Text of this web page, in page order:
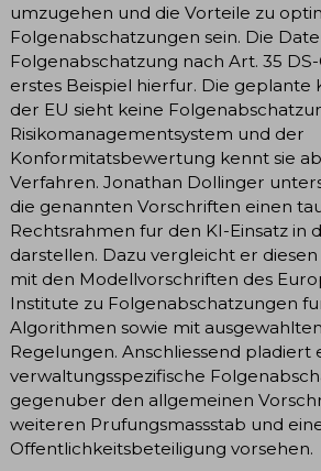
umzugehen und die Vorteile zu
Folgenabschatzungen sein. Die
Folgenabschatzung nach Art. 35
erstes Beispiel hierfur. Die geplante
der EU sieht keine
Risikomanagementsystem und der
Konformitatsbewertung kennt sie
Verfahren. Jonathan Dollinger
die genannten Vorschriften einen
Rechtsrahmen fur den KI-Einsatz in
darstellen. Dazu vergleicht er
mit den Modellvorschriften des
Institute zu Folgenabschatzungen
Algorithmen sowie mit
Regelungen. Anschliessend pladiert
verwaltungsspezifische
gegenuber den allgemeinen
weiteren Prufungsmassstab und
Offentlichkeitsbeteiligung vorsehen.